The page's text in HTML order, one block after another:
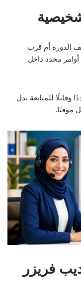
الدورة أم قرب
محدد داخل
وقابلًا للمتابعة بدل
مؤقتًا.
فريزر